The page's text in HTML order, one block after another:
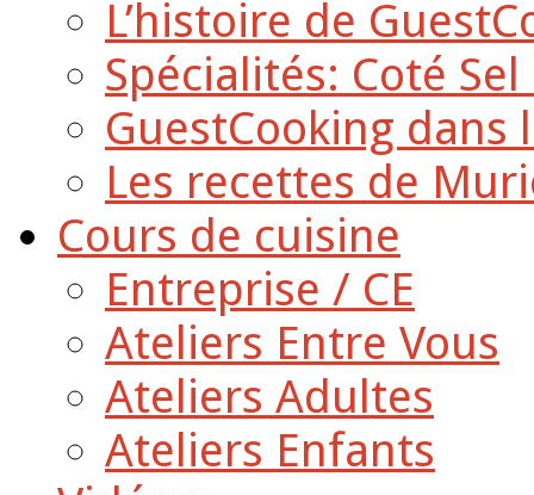
L’histoire de
Spécialités: Coté
GuestCooking dans
Les recettes de
Cours de cuisine
Entreprise / CE
Ateliers Entre Vous
Ateliers Adultes
Ateliers Enfants